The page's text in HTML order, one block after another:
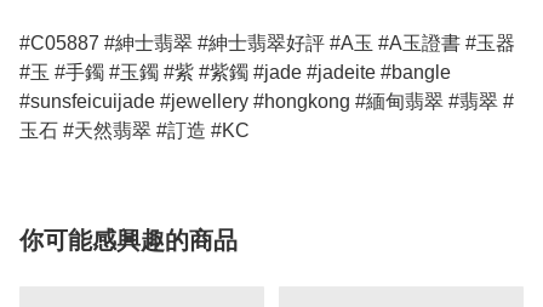
#C05887 #紳士翡翠 #紳士翡翠好評 #A玉 #A玉證書 #玉器
#玉 #手鐲 #玉鐲 #紫 #紫鐲 #jade #jadeite #bangle
#sunsfeicuijade #jewellery #hongkong #緬甸翡翠 #翡翠 #
玉石 #天然翡翠 #訂造 #KC
你可能感興趣的商品